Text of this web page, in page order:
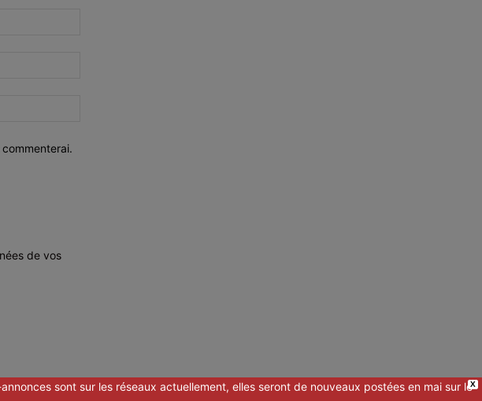
de vos
X
sont sur les réseaux actuellement, elles seront de nouveaux postées en mai sur le